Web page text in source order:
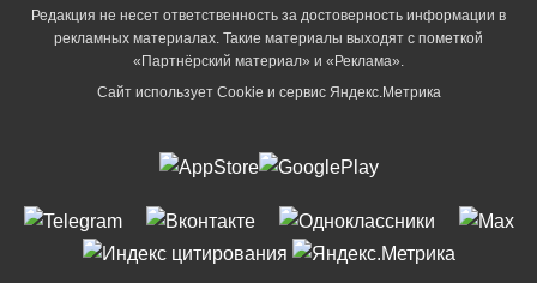
Редакция не несет ответственность за достоверность информации в
рекламных материалах. Такие материалы выходят с пометкой
«Партнёрский материал» и «Реклама».
Сайт использует Cookie и сервиc Яндекс.Метрика